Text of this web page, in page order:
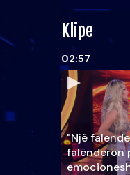
Klipe
02:57
"Një
falënderon